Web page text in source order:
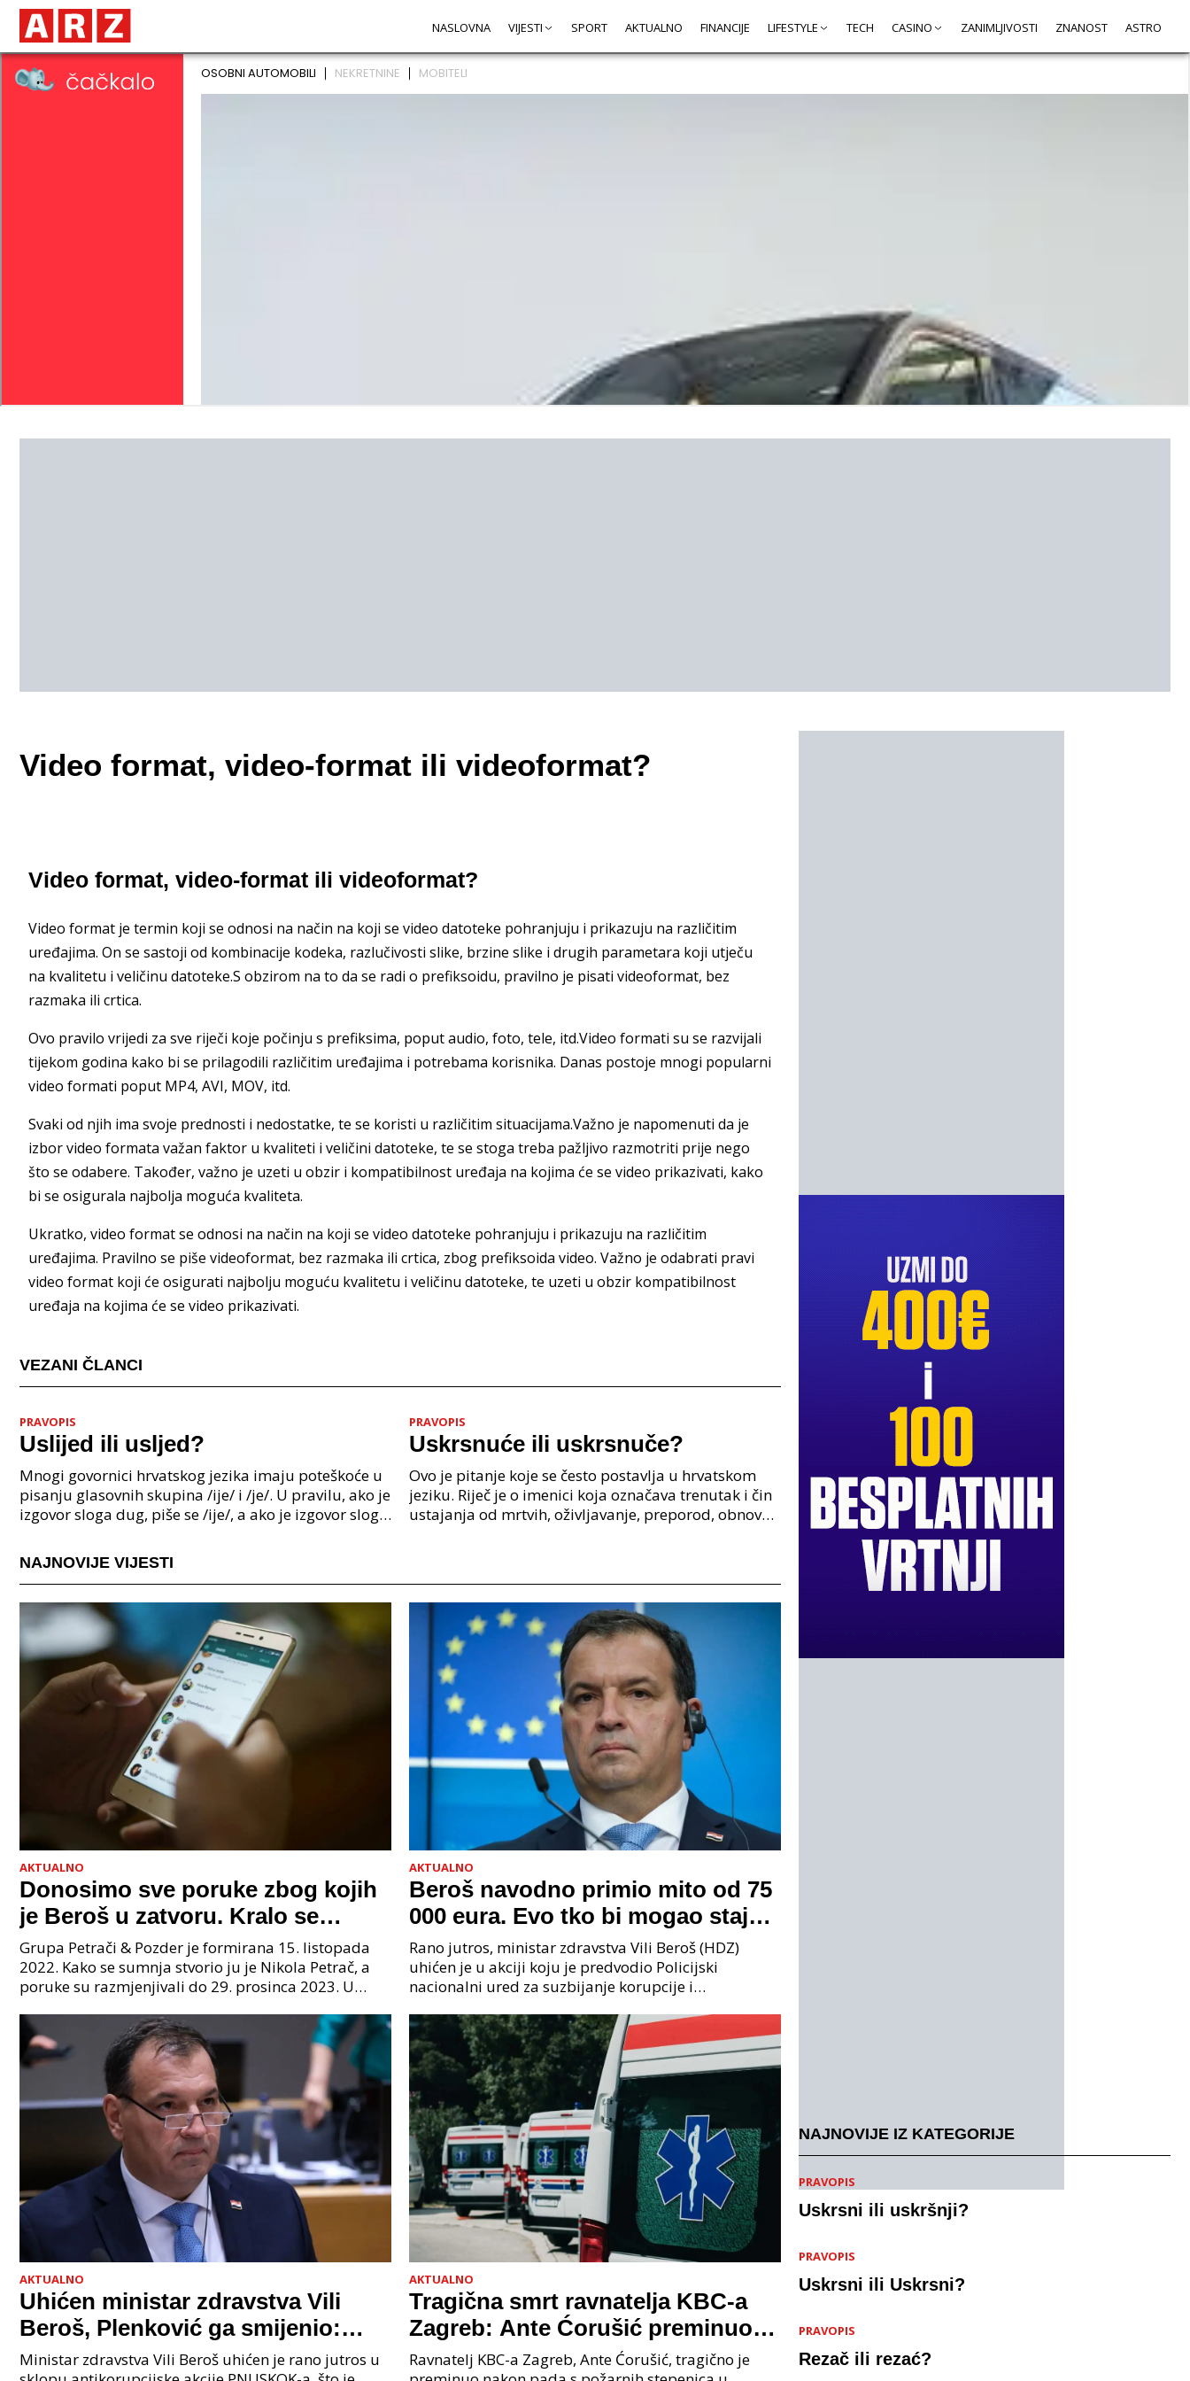
NASLOVNA VIJESTI SPORT AKTUALNO FINANCIJE LIFESTYLE TECH CASINO ZANIMLJIVOSTI ZNANOST ASTRO
Video format, video-format ili videoformat?
Video format, video-format ili videoformat?
Video format je termin koji se odnosi na način na koji se video datoteke pohranjuju i prikazuju na različitim
uređajima. On se sastoji od kombinacije kodeka, razlučivosti slike, brzine slike i drugih parametara koji utječu
na kvalitetu i veličinu datoteke.S obzirom na to da se radi o prefiksoidu, pravilno je pisati videoformat, bez
razmaka ili crtica.
Ovo pravilo vrijedi za sve riječi koje počinju s prefiksima, poput audio, foto, tele, itd.Video formati su se razvijali
tijekom godina kako bi se prilagodili različitim uređajima i potrebama korisnika. Danas postoje mnogi popularni
video formati poput MP4, AVI, MOV, itd.
Svaki od njih ima svoje prednosti i nedostatke, te se koristi u različitim situacijama.Važno je napomenuti da je
izbor video formata važan faktor u kvaliteti i veličini datoteke, te se stoga treba pažljivo razmotriti prije nego
što se odabere. Također, važno je uzeti u obzir i kompatibilnost uređaja na kojima će se video prikazivati, kako
bi se osigurala najbolja moguća kvaliteta.
Ukratko, video format se odnosi na način na koji se video datoteke pohranjuju i prikazuju na različitim
uređajima. Pravilno se piše videoformat, bez razmaka ili crtica, zbog prefiksoida video. Važno je odabrati pravi
video format koji će osigurati najbolju moguću kvalitetu i veličinu datoteke, te uzeti u obzir kompatibilnost
uređaja na kojima će se video prikazivati.
VEZANI ČLANCI
PRAVOPIS
Uslijed ili usljed?
Mnogi govornici hrvatskog jezika imaju poteškoće u
pisanju glasovnih skupina /ije/ i /je/. U pravilu, ako je
izgovor sloga dug, piše se /ije/, a ako je izgovor sloga
PRAVOPIS
Uskrsnuće ili uskrsnuče?
Ovo je pitanje koje se često postavlja u hrvatskom
jeziku. Riječ je o imenici koja označava trenutak i čin
ustajanja od mrtvih, oživljavanje, preporod, obnovu.
NAJNOVIJE VIJESTI
AKTUALNO
Donosimo sve poruke zbog kojih
je Beroš u zatvoru. Kralo se
godinama. Tko će iz vlade biti
sljedeći uhićen?
Grupa Petrači & Pozder je formirana 15. listopada
2022. Kako se sumnja stvorio ju je Nikola Petrač, a
poruke su razmjenjivali do 29. prosinca 2023. U
AKTUALNO
Beroš navodno primio mito od 75
000 eura. Evo tko bi mogao stajati
na čelu zločinačkog udruženja
Rano jutros, ministar zdravstva Vili Beroš (HDZ)
uhićen je u akciji koju je predvodio Policijski
nacionalni ured za suzbijanje korupcije i
priopćenju USKOK
AKTUALNO
Uhićen ministar zdravstva Vili
Beroš, Plenković ga smijenio:
Istraga USKOK-a zbog korupcije
Ministar zdravstva Vili Beroš uhićen je rano jutros u
AKTUALNO
Tragična smrt ravnatelja KBC-a
Zagreb: Ante Ćorušić preminuo
nakon pada u bolnici, policija na
Ravnatelj KBC-a Zagreb, Ante Ćorušić, tragično je
NAJNOVIJE IZ KATEGORIJE
PRAVOPIS
Uskrsni ili uskršnji?
PRAVOPIS
Uskrsni ili Uskrsni?
PRAVOPIS
Rezač ili rezać?